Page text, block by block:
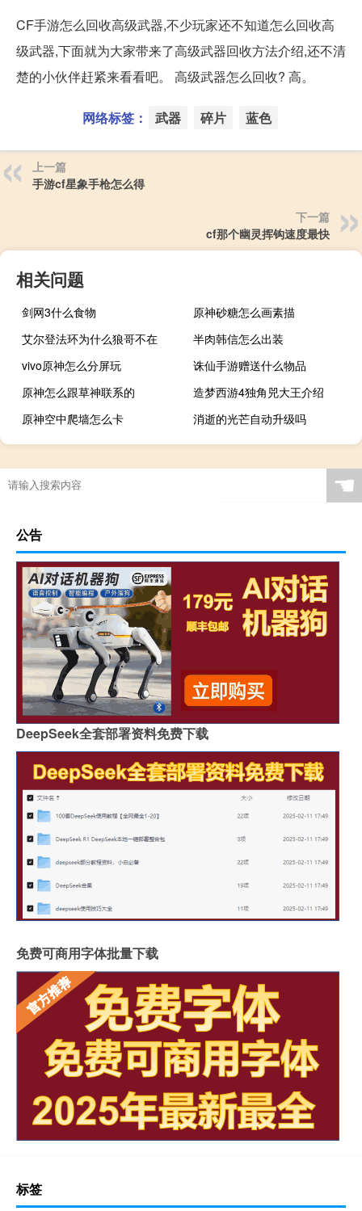
CF手游怎么回收高级武器,不少玩家还不知道怎么回收高
级武器,下面就为大家带来了高级武器回收方法介绍,还不清
楚的小伙伴赶紧来看看吧。 高级武器怎么回收? 高。
网络标签： 武器 碎片 蓝色
上一篇
手游cf星象手枪怎么得
下一篇
cf那个幽灵挥钩速度最快
相关问题
剑网3什么食物
原神砂糖怎么画素描
艾尔登法环为什么狼哥不在
半肉韩信怎么出装
vivo原神怎么分屏玩
诛仙手游赠送什么物品
原神怎么跟草神联系的
造梦西游4独角兕大王介绍
原神空中爬墙怎么卡
消逝的光芒自动升级吗
☚
公告
DeepSeek全套部署资料免费下载
免费可商用字体批量下载
标签